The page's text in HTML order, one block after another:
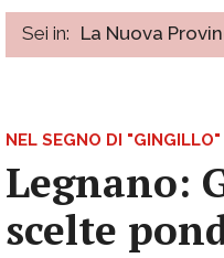
Sei in: La Nuova
NEL SEGNO DI "GINGILLO"
Legnano:
scelte